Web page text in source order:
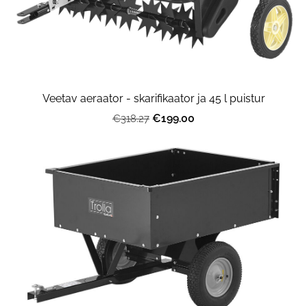
Veetav aeraator - skarifikaator ja 45 l puistur
€318.27 €199.00